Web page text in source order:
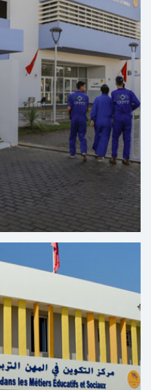
Zorg Al
in De
- Kenitra